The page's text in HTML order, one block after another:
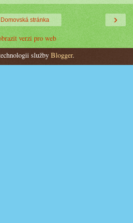
›
Domovská stránka
verzi pro web
služby Blogger.